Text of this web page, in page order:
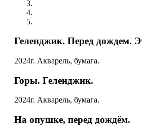
Геленджик. Перед дождем.
2024г. Акварель, бумага.
Горы. Геленджик.
2024г. Акварель, бумага.
На опушке, перед дождём.